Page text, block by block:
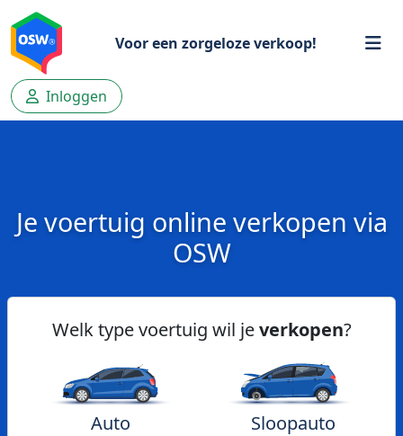
Voor een zorgeloze verkoop!
Inloggen
Je voertuig online verkopen via
OSW
Welk type voertuig wil jeverkopen?
Auto Sloopauto